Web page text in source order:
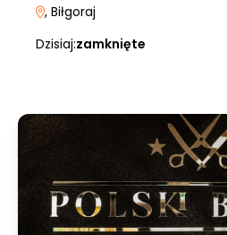
, Biłgoraj
Dzisiaj:zamknięte